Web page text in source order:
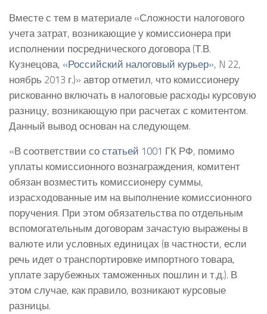
Вместе с тем в материале «Сложности налогового
учета затрат, возникающие у комиссионера при
исполнении посреднического договора (Т.В.
Кузнецова, «Российский налоговый курьер», N 22,
ноябрь 2013 г.)» автор отметил, что комиссионеру
рискованно включать в налоговые расходы курсовую
разницу, возникающую при расчетах с комитентом.
Данный вывод основан на следующем.
«В соответствии состатьей 1001 ГК РФ, помимо
уплаты комиссионного вознаграждения, комитент
обязан возместить комиссионеру суммы,
израсходованные им на выполнение комиссионного
поручения. При этом обязательства по отдельным
вспомогательным договорам зачастую выражены в
валюте или условных единицах (в частности, если
речь идет о транспортировке импортного товара,
уплате зарубежных таможенных пошлин и т.д.). В
этом случае, как правило, возникают курсовые
разницы.